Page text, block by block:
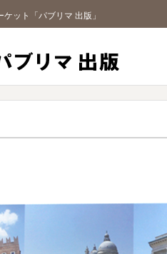
ット「パブリマ 出版」